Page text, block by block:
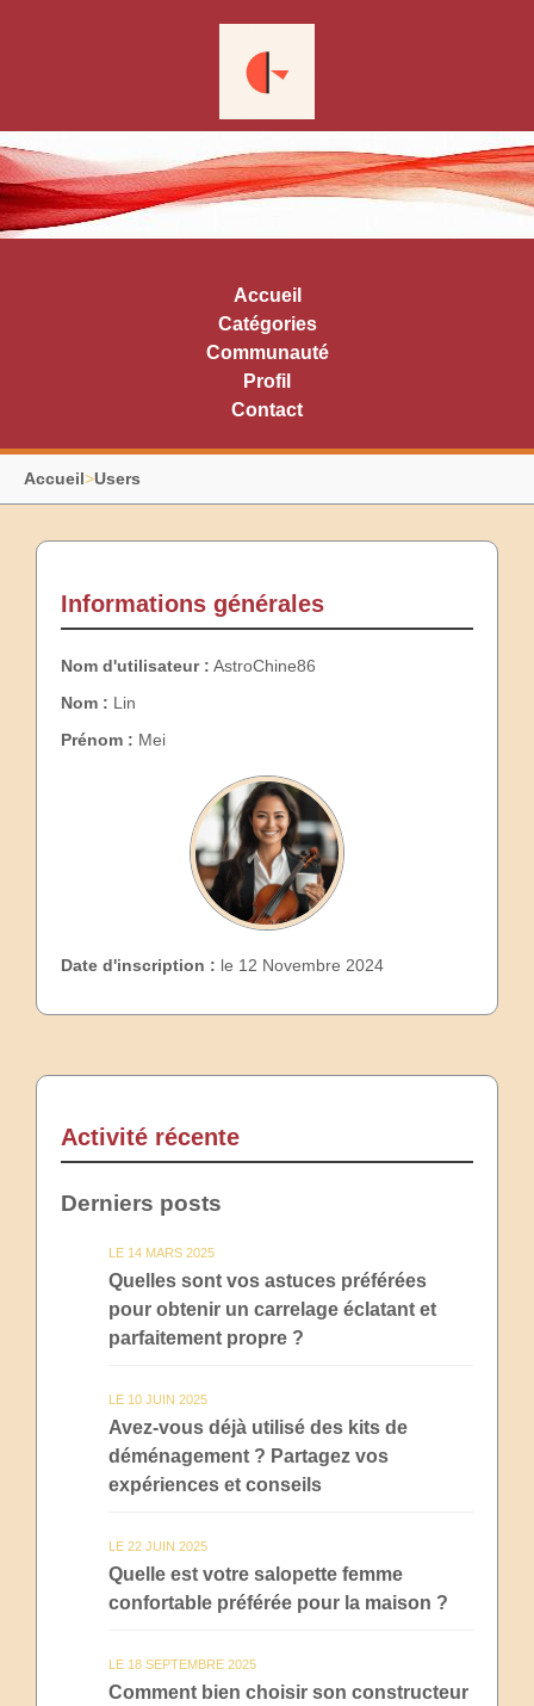
Accueil
Catégories
Communauté
Profil
Contact
Accueil>Users
Informations générales
Nom d'utilisateur : AstroChine86
Nom : Lin
Prénom : Mei
Date d'inscription : le 12 Novembre 2024
Activité récente
Derniers posts
LE 14 MARS 2025
Quelles sont vos astuces préférées
pour obtenir un carrelage éclatant et
parfaitement propre ?
LE 10 JUIN 2025
Avez-vous déjà utilisé des kits de
déménagement ? Partagez vos
expériences et conseils
LE 22 JUIN 2025
Quelle est votre salopette femme
confortable préférée pour la maison ?
LE 18 SEPTEMBRE 2025
Comment bien choisir son constructeur